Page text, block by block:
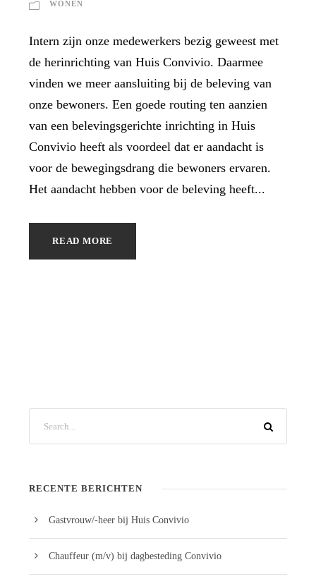
WONEN
Intern zijn onze medewerkers bezig geweest met
de herinrichting van Huis Convivio. Daarmee
vinden we meer aansluiting bij de beleving van
onze bewoners. Een goede routing ten aanzien
van een belevingsgerichte inrichting in Huis
Convivio heeft als voordeel dat er aandacht is
voor de bewegingsdrang die bewoners ervaren.
Het aandacht hebben voor de beleving heeft...
READ MORE
RECENTE BERICHTEN
Gastvrouw/-heer bij Huis Convivio
Chauffeur (m/v) bij dagbesteding Convivio